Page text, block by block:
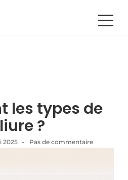
les types de
?
2025 - Pas de commentaire